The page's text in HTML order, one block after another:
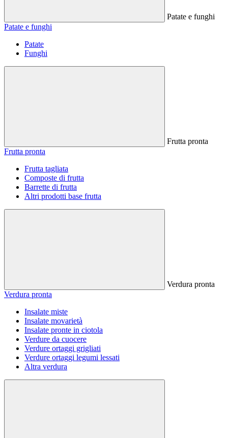
Patate e funghi
Patate e funghi
Patate
Funghi
Frutta pronta
Frutta pronta
Frutta tagliata
Composte di frutta
Barrette di frutta
Altri prodotti base frutta
Verdura pronta
Verdura pronta
Insalate miste
Insalate movarietà
Insalate pronte in ciotola
Verdure da cuocere
Verdure ortaggi grigliati
Verdure ortaggi legumi lessati
Altra verdura